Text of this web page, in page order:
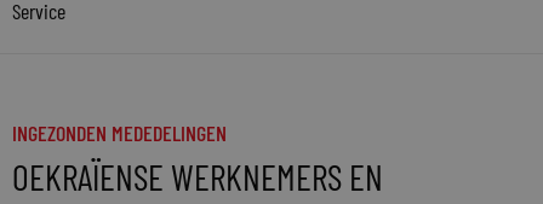
Service
INGEZONDEN MEDEDELINGEN
OEKRAÏENSE WERKNEMERS EN